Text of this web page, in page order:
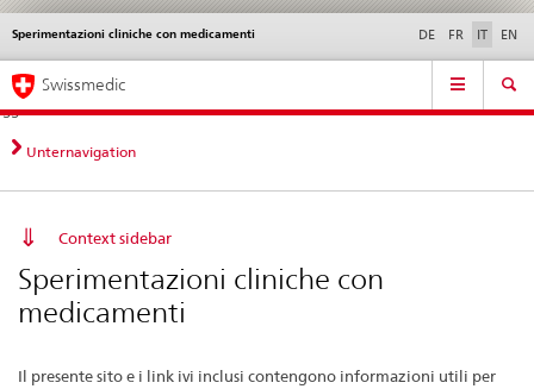
Navigazione
diretta:
novità,
aspetti
contatto
Novità &
norme
Contatto | Supporto &
aiuto
Sperimentazioni cliniche con medicamenti DE FR IT EN
Service
Navigation
Swissmedic
Unternavigation
Context sidebar
Sperimentazioni cliniche con
medicamenti
Il presente sito e i link ivi inclusi contengono informazioni utili per